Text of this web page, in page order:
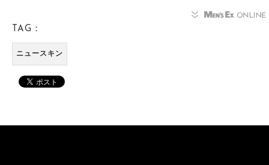
TAG：
ニュースキン